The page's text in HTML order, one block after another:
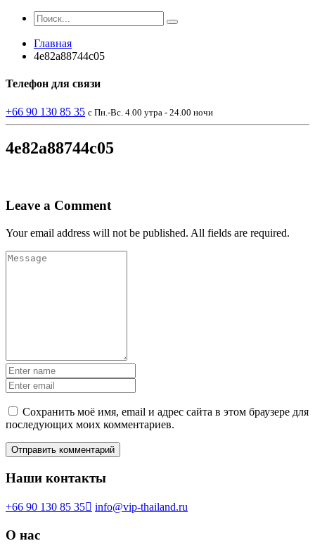
Главная
4e82a88744c05
Телефон для связи
+66 90 130 85 35 с Пн.-Вс. 4.00 утра - 24.00 ночи
4e82a88744c05
Leave a Comment
Your email address will not be published. All fields are required.
Сохранить моё имя, email и адрес сайта в этом браузере для
последующих моих комментариев.
Наши контакты
+66 90 130 85 35 info@vip-thailand.ru
О нас